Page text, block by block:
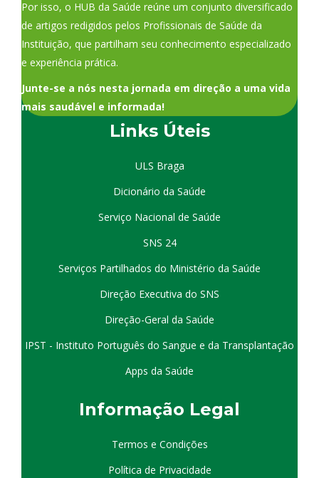
Por isso, o HUB da Saúde reúne um conjunto diversificado
de artigos redigidos pelos Profissionais de Saúde da
Instituição, que partilham seu conhecimento especializado
e experiência prática.
Junte-se a nós nesta jornada em direção a uma vida
mais saudável e informada!
Links Úteis
ULS Braga
Dicionário da Saúde
Serviço Nacional de Saúde
SNS 24
Serviços Partilhados do Ministério da Saúde
Direção Executiva do SNS
Direção-Geral da Saúde
IPST - Instituto Português do Sangue e da Transplantação
Apps da Saúde
Informação Legal
Termos e Condições
Política de Privacidade